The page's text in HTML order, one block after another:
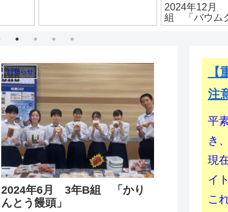
お知らせ
2024年6月 3年B組 「かり
んとう饅頭」
注
平
き
現
イ
こ